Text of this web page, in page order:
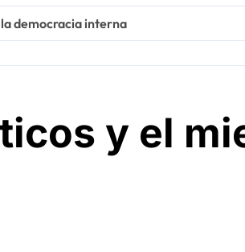
democracia interna
y el